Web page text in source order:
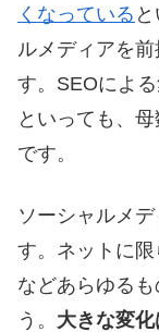
くなっている
ルメディアを
す。SEOによ
といっても、
です。
ソーシャルメ
す。ネットに
などあらゆる
う。 大きな変化